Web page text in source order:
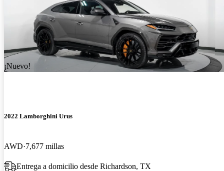
¡Nuevo!
2022 Lamborghini Urus
AWD 7,677 millas
Entrega a domicilio desde Richardson, TX